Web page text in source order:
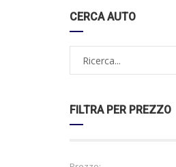
CERCA AUTO
FILTRA PER PREZZO